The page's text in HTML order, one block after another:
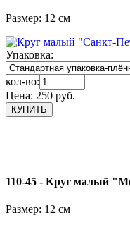
Размер: 12 см
Упаковка:
кол-во:
Цена: 250 руб.
110-45 - Круг малый
Размер: 12 см